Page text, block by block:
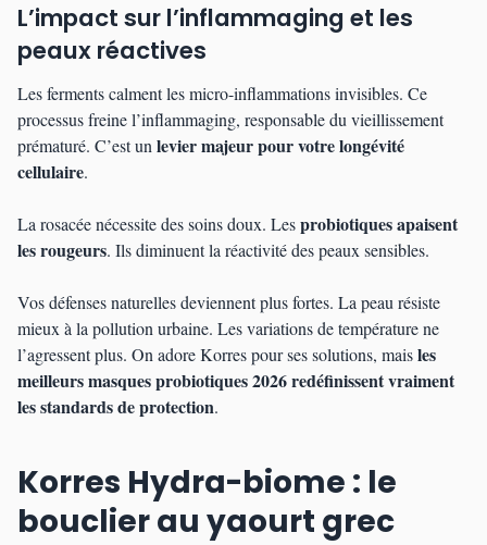
L’impact sur l’inflammaging et les
peaux réactives
Les ferments calment les micro-inflammations invisibles. Ce
processus freine l’inflammaging, responsable du vieillissement
prématuré. C’est un levier majeur pour votre longévité
cellulaire.
La rosacée nécessite des soins doux. Lesprobiotiques apaisent
les rougeurs. Ils diminuent la réactivité des peaux sensibles.
Vos défenses naturelles deviennent plus fortes. La peau résiste
mieux à la pollution urbaine. Les variations de température ne
l’agressent plus. On adore Korres pour ses solutions, maisles
meilleurs masques probiotiques 2026 redéfinissent vraiment
les standards de protection.
Korres Hydra-biome : le
bouclier au yaourt grec